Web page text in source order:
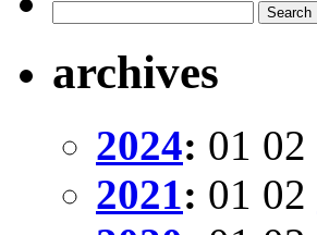
archives
2024: 01 02
2021: 01 02